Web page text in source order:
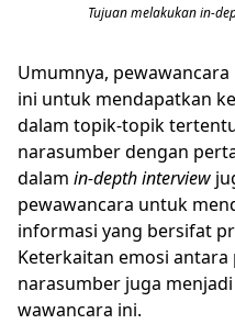
Tujuan melakukan in-
Umumnya,
ini untuk mendapatkan
dalam topik-topik
narasumber dengan
dalam in-depth interview
pewawancara untuk
informasi yang bersifat
Keterkaitan emosi
narasumber juga
wawancara ini.